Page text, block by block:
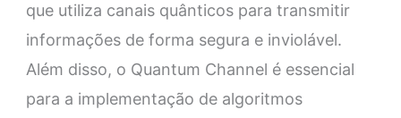
que utiliza canais quânticos para transmitir
informações de forma segura e inviolável.
Além disso, o Quantum Channel é essencial
para a implementação de algoritmos